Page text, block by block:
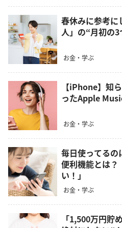
春休みに参考に
人」の“月初の
お金・学ぶ
【iPhone】知
ったApple
お金・学ぶ
毎日使ってる
便利機能とは？
い！」
お金・学ぶ
「1,500万円貯